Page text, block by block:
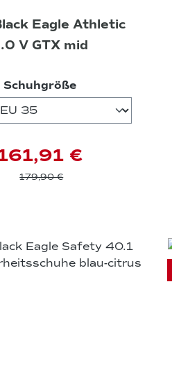
Eagle Athletic
V GTX mid
Schuhgrößeauswählen
€
179,90 €